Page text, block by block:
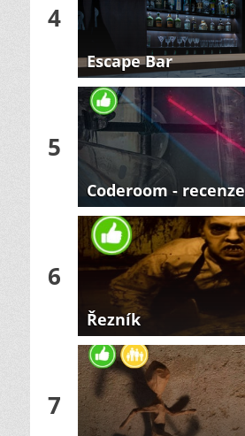
4
Escape Bar
5
Coderoom - recenze
6
Řezník
7